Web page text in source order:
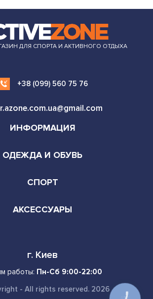
ДЛЯ СПОРТА И АКТИВНОГО ОТДЫХА
+38 (099) 560 75 76
ИНФОРМАЦИЯ
ОДЕЖДА И ОБУВЬ
СПОРТ
АКСЕССУАРЫ
г. Киев
работы: Пн-Сб 9:00-22:00
- All rights reserved. 2026
КНОПКА